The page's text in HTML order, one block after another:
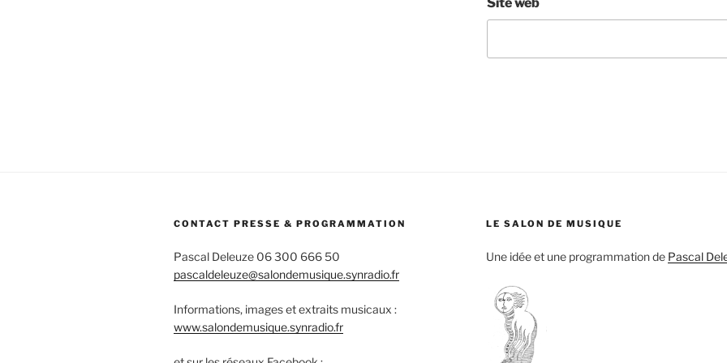
CONTACT PRESSE & PROGRAMMATION
Pascal Deleuze 06 300 666 50
pascaldeleuze@salondemusique.synradio.fr
Informations, images et extraits musicaux :
www.salondemusique.synradio.fr
LE SALON DE MUSIQUE
Une idée et une programmation de Pascal